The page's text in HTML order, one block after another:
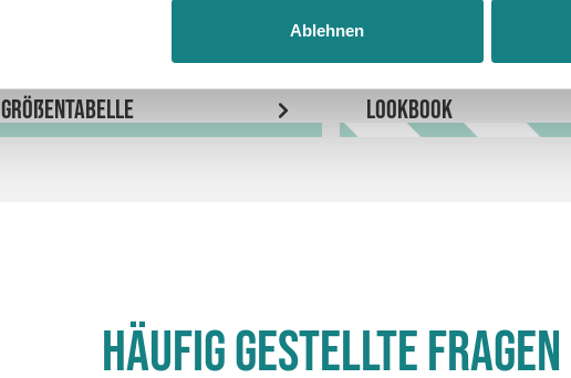
Ablehnen
Größentabelle LookBook
Häufig gestellte Fragen